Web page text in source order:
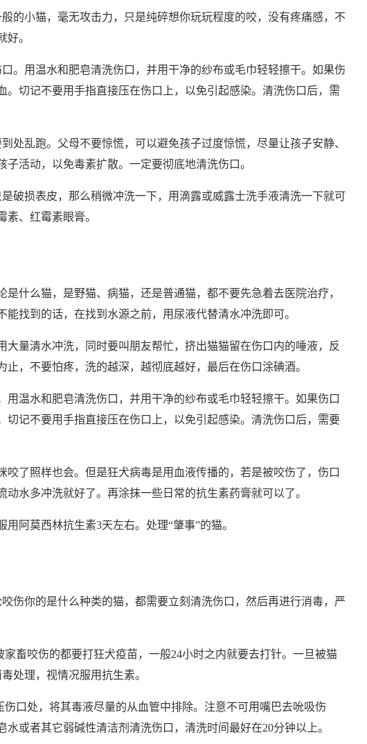
的小猫，毫无攻击力，只是纯碎想你玩玩程度的咬，没有疼痛感，不
好。
。用温水和肥皂清洗伤口，并用干净的纱布或毛巾轻轻擦干。如果伤
。切记不要用手指直接压在伤口上，以免引起感染。清洗伤口后，需
处乱跑。父母不要惊慌，可以避免孩子过度惊慌，尽量让孩子安静、
活动，以免毒素扩散。一定要彻底地清洗伤口。
破损表皮，那么稍微冲洗一下，用滴露或威露士洗手液清洗一下就可
、红霉素眼膏。
什么猫，是野猫、病猫，还是普通猫，都不要先急着去医院治疗，
找到的话，在找到水源之前，用尿液代替清水冲洗即可。
大量清水冲洗，同时要叫朋友帮忙，挤出猫猫留在伤口内的唾液，反
，不要怕疼，洗的越深，越彻底越好，最后在伤口涂碘酒。
用温水和肥皂清洗伤口，并用干净的纱布或毛巾轻轻擦干。如果伤口
切记不要用手指直接压在伤口上，以免引起感染。清洗伤口后，需要
咬了照样也会。但是狂犬病毒是用血液传播的，若是被咬伤了，伤口
水多冲洗就好了。再涂抹一些日常的抗生素药膏就可以了。
阿莫西林抗生素3天左右。处理“肇事”的猫。
伤你的是什么种类的猫，都需要立刻清洗伤口，然后再进行消毒，严
畜咬伤的都要打狂犬疫苗，一般24小时之内就要去打针。一旦被猫
处理，视情况服用抗生素。
口处，将其毒液尽量的从血管中排除。注意不可用嘴巴去吮吸伤
或者其它弱碱性清洁剂清洗伤口，清洗时间最好在20分钟以上。